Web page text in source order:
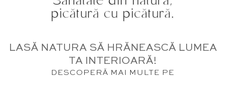
picătură cu picătură.
LASĂ NATURA SĂ HRĂNEASCĂ LUMEA
TA INTERIOARĂ!
DESCOPERĂ MAI MULTE PE